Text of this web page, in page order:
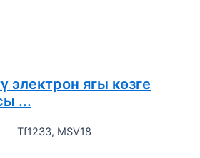
электрон ягы көзге
...
Tf1233, MSV18